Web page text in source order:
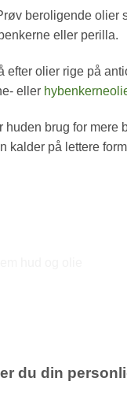
beroligende olier
eller perilla.
efter olier rige på
eller
huden brug for mere
kalder på lettere
du din